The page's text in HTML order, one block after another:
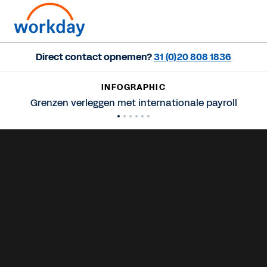
Direct contact opnemen?31 (0)20 808 1836
INFOGRAPHIC
Grenzen verleggen met internationale payroll